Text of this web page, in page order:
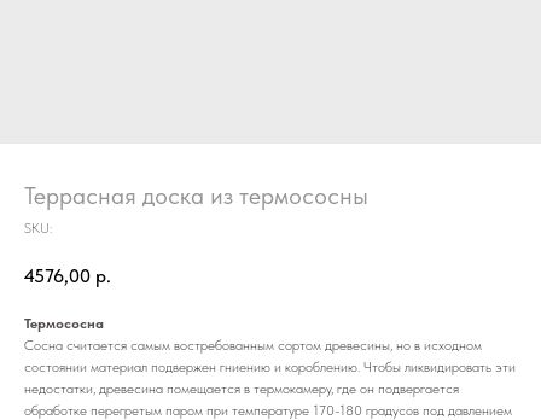
Террасная доска из термососны
SKU:
4576,00 р.
Термососна
Сосна считается самым востребованным сортом древесины, но в исходном
состоянии материал подвержен гниению и короблению. Чтобы ликвидировать эти
недостатки, древесина помещается в термокамеру, где он подвергается
обработке перегретым паром при температуре 170-180 градусов под давлением